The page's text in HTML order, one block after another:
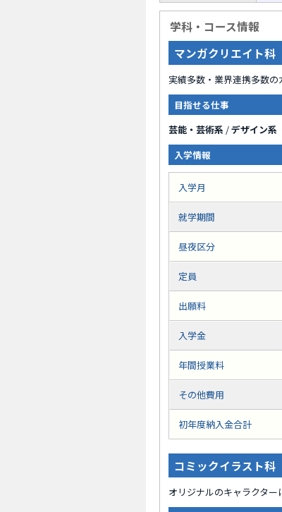
学科・コース情報
マンガクリエイト科
実績多数・業界連携多数
目指せる仕事
芸能・芸術系 /デザイン系
入学情報
入学月
就学期間
昼夜区分
定員
出願料
入学金
年間授業料
その他費用
初年度納入金合計
コミックイラスト科
オリジナルのキャラクタ